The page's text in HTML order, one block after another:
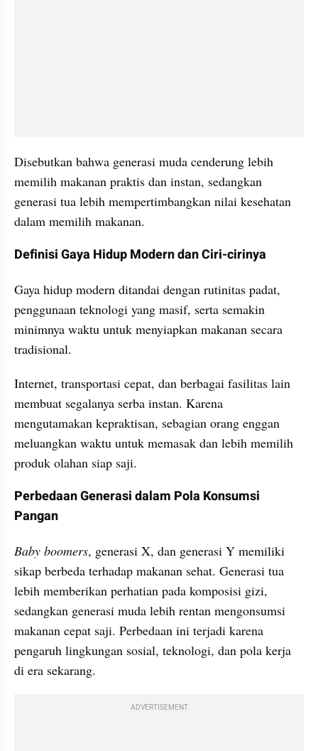
Disebutkan bahwa generasi muda cenderung lebih
memilih makanan praktis dan instan, sedangkan
generasi tua lebih mempertimbangkan nilai kesehatan
dalam memilih makanan.
Definisi Gaya Hidup Modern dan Ciri-cirinya
Gaya hidup modern ditandai dengan rutinitas padat,
penggunaan teknologi yang masif, serta semakin
minimnya waktu untuk menyiapkan makanan secara
tradisional.
Internet, transportasi cepat, dan berbagai fasilitas lain
membuat segalanya serba instan. Karena
mengutamakan kepraktisan, sebagian orang enggan
meluangkan waktu untuk memasak dan lebih memilih
produk olahan siap saji.
Perbedaan Generasi dalam Pola Konsumsi
Pangan
Baby boomers, generasi X, dan generasi Y memiliki
sikap berbeda terhadap makanan sehat. Generasi tua
lebih memberikan perhatian pada komposisi gizi,
sedangkan generasi muda lebih rentan mengonsumsi
makanan cepat saji. Perbedaan ini terjadi karena
pengaruh lingkungan sosial, teknologi, dan pola kerja
di era sekarang.
ADVERTISEMENT